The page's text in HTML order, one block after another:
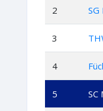
2
3
4
5 SC